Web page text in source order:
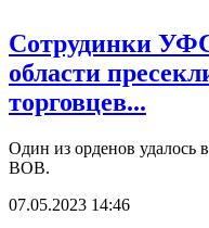
Сотрудинки
области
торговцев...
Один из орденов удалось
ВОВ.
07.05.2023 14:46